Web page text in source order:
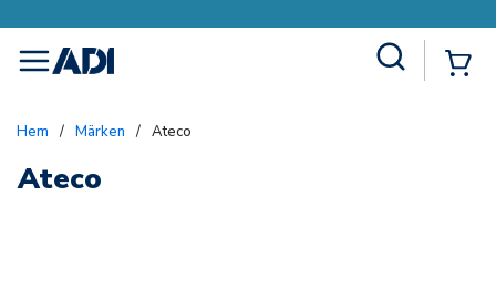
menu
Hem / Märken / Ateco
Ateco